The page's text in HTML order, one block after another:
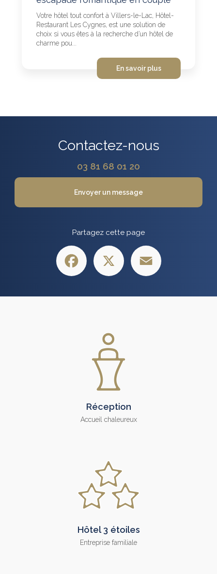
Votre hôtel tout confort à Villers-le-Lac, Hôtel-
Restaurant Les Cygnes, est une solution de
choix si vous êtes à la recherche d’un hôtel de
charme pou...
En savoir plus
Contactez-nous
03 81 68 01 20
Envoyer un message
Partagez cette page
Facebook
Réception
Accueil chaleureux
Hôtel 3 étoiles
Entreprise familiale